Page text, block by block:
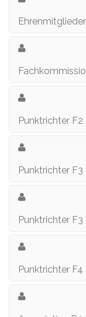
Punktrichter F2
Punktrichter
Punktrichter
Punktrichter F4